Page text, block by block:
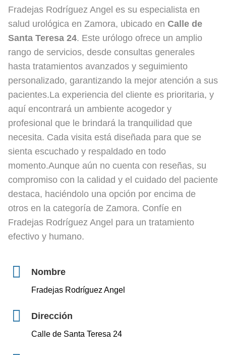
Fradejas Rodríguez Angel es su especialista en
salud urológica en Zamora, ubicado en Calle de
Santa Teresa 24. Este urólogo ofrece un amplio
rango de servicios, desde consultas generales
hasta tratamientos avanzados y seguimiento
personalizado, garantizando la mejor atención a sus
pacientes.La experiencia del cliente es prioritaria, y
aquí encontrará un ambiente acogedor y
profesional que le brindará la tranquilidad que
necesita. Cada visita está diseñada para que se
sienta escuchado y respaldado en todo
momento.Aunque aún no cuenta con reseñas, su
compromiso con la calidad y el cuidado del paciente
destaca, haciéndolo una opción por encima de
otros en la categoría de Zamora. Confíe en
Fradejas Rodríguez Angel para un tratamiento
efectivo y humano.
Nombre
Fradejas Rodríguez Angel
Dirección
Calle de Santa Teresa 24